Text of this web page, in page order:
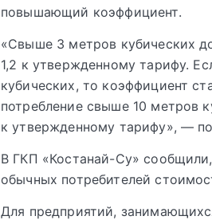
повышающий коэффициент.
«Свыше 3 метров кубических
1,2 к утвержденному тарифу.
кубических, то коэффициент
потребление свыше 10 метров
к утвержденному тарифу», —
В ГКП «Костанай-Су»
обычных потребителей
Для предприятий,